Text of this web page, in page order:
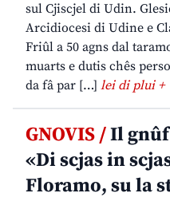
sul Cjiscjel di Udin.
Arcidiocesi di Udine e
Friûl a 50 agns dal
muarts e dutis chês
da fâ par […] lei di plui +
GNOVIS /Il
«Di scjas in
Floramo, su la